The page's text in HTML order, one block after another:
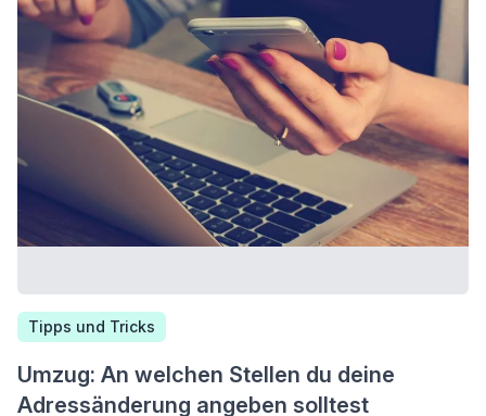
Tipps und Tricks
Umzug: An welchen Stellen du deine
Adressänderung angeben solltest